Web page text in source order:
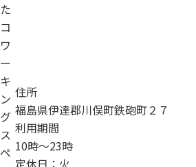
た
コ
ワ
ー
キ
ン
グ
ス
ペ
住所
福島県伊達郡川俣町鉄砲町２７
利用期間
10時～23時
定休日：火